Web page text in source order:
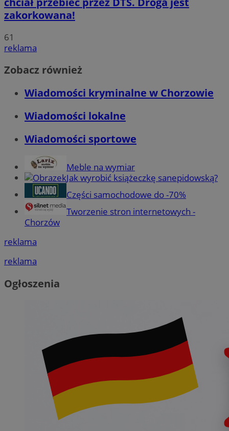
zakorkowana!
61
reklama
Zobacz również
Wiadomości kryminalne w Chorzowie
Wiadomości lokalne
Wiadomości sportowe
Meble na wymiar
Jak wyrobić książeczkę sanepidowską?
Części samochodowe do -70%
Tworzenie stron internetowych -
Chorzów
reklama
reklama
Ogłoszenia